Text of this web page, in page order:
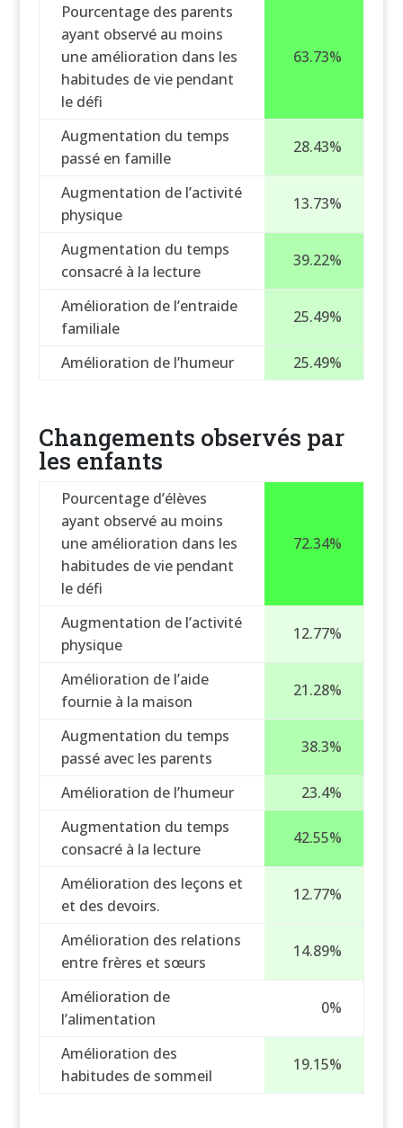
Pourcentage des parents
ayant observé au moins
une amélioration dans les
habitudes de vie pendant
le défi
63.73%
Augmentation du temps
passé en famille
28.43%
Augmentation de l’activité
physique
13.73%
Augmentation du temps
consacré à la lecture
39.22%
Amélioration de l’entraide
familiale
25.49%
Amélioration de l’humeur 25.49%
Changements observés par
les enfants
Pourcentage d’élèves
ayant observé au moins
une amélioration dans les
habitudes de vie pendant
le défi
72.34%
Augmentation de l’activité
physique
12.77%
Amélioration de l’aide
fournie à la maison
21.28%
Augmentation du temps
passé avec les parents
38.3%
Amélioration de l’humeur
23.4%
Augmentation du temps
consacré à la lecture
42.55%
Amélioration des leçons et
et des devoirs.
12.77%
Amélioration des relations
entre frères et sœurs
14.89%
Amélioration de
l’alimentation
0%
Amélioration des
habitudes de sommeil
19.15%